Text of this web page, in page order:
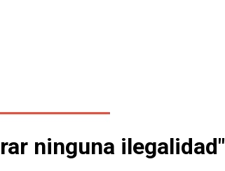
ninguna ilegalidad"